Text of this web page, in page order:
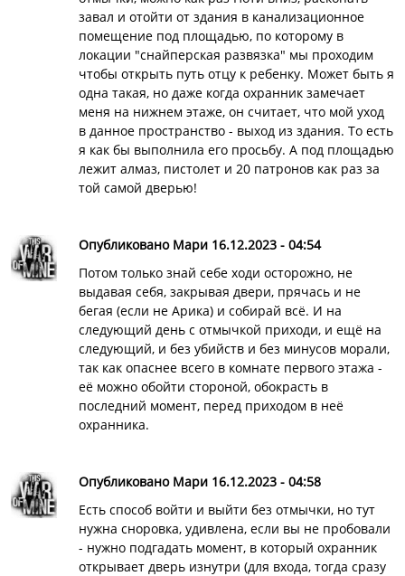
завал и отойти от здания в канализационное
помещение под площадью, по которому в
локации "снайперская развязка" мы проходим
чтобы открыть путь отцу к ребенку. Может быть я
одна такая, но даже когда охранник замечает
меня на нижнем этаже, он считает, что мой уход
в данное пространство - выход из здания. То есть
я как бы выполнила его просьбу. А под площадью
лежит алмаз, пистолет и 20 патронов как раз за
той самой дверью!
Опубликовано Мари 16.12.2023 - 04:54
Потом только знай себе ходи осторожно, не
выдавая себя, закрывая двери, прячась и не
бегая (если не Арика) и собирай всё. И на
следующий день с отмычкой приходи, и ещё на
следующий, и без убийств и без минусов морали,
так как опаснее всего в комнате первого этажа -
её можно обойти стороной, обокрасть в
последний момент, перед приходом в неё
охранника.
Опубликовано Мари 16.12.2023 - 04:58
Есть способ войти и выйти без отмычки, но тут
нужна сноровка, удивлена, если вы не пробовали
- нужно подгадать момент, в который охранник
открывает дверь изнутри (для входа, тогда сразу